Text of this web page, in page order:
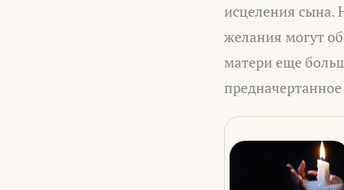
исцеления сына.
желания могут
матери еще